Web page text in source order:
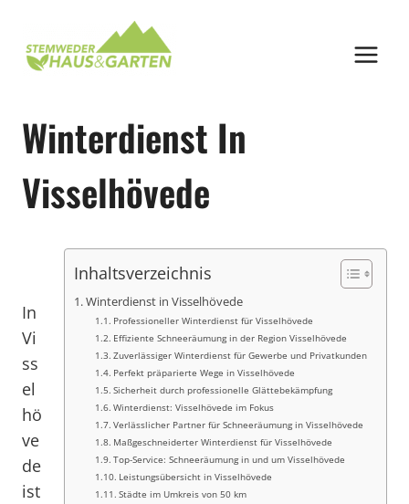
springen
Winterdienst In
Visselhövede
Inhaltsverzeichnis
Winterdienst in Visselhövede
Professioneller Winterdienst für Visselhövede
Effiziente Schneeräumung in der Region Visselhövede
Zuverlässiger Winterdienst für Gewerbe und Privatkunden
Perfekt präparierte Wege in Visselhövede
Sicherheit durch professionelle Glättebekämpfung
Winterdienst: Visselhövede im Fokus
Verlässlicher Partner für Schneeräumung in Visselhövede
Maßgeschneiderter Winterdienst für Visselhövede
Top-Service: Schneeräumung in und um Visselhövede
Leistungsübersicht in Visselhövede
Städte im Umkreis von 50 km
In
Vi
ss
el
hö
ve
de
ist